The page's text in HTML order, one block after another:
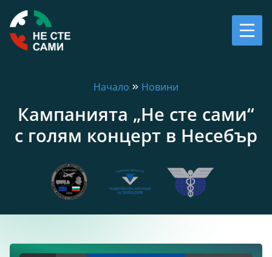
Начало Новини
Кампанията „Не сте сами“
с голям концерт в Несебър